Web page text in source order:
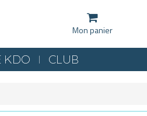
Mon panier
KDO CLUB